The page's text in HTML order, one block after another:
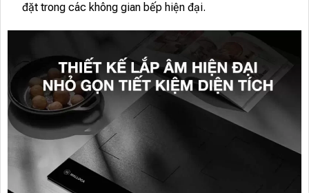
đặt trong các không gian bếp hiện đại.